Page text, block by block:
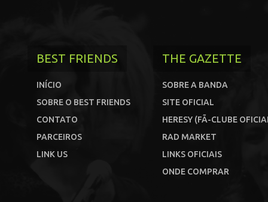
BEST FRIENDS
INÍCIO
SOBRE O BEST FRIENDS
CONTATO
PARCEIROS
LINK US
THE GAZETTE
SOBRE A BANDA
SITE OFICIAL
HERESY (FÃ-CLUBE
RAD MARKET
LINKS OFICIAIS
ONDE COMPRAR